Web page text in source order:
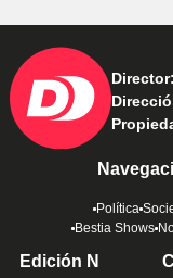
Director:
Política
Bestia Shows
Edición N